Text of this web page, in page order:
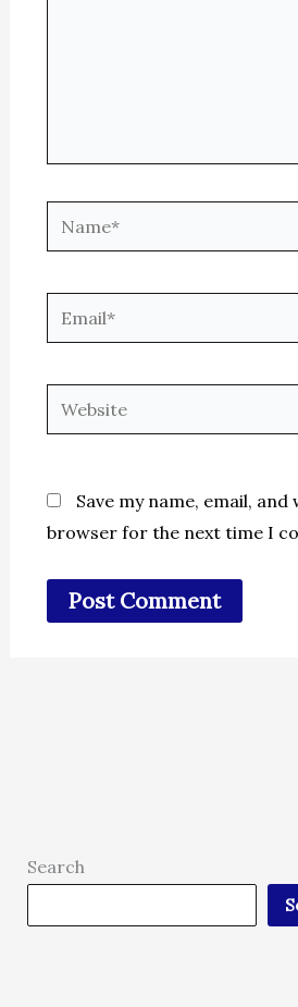
Name*
Email*
Website
Save my name, email, and
browser for the next time I
Search